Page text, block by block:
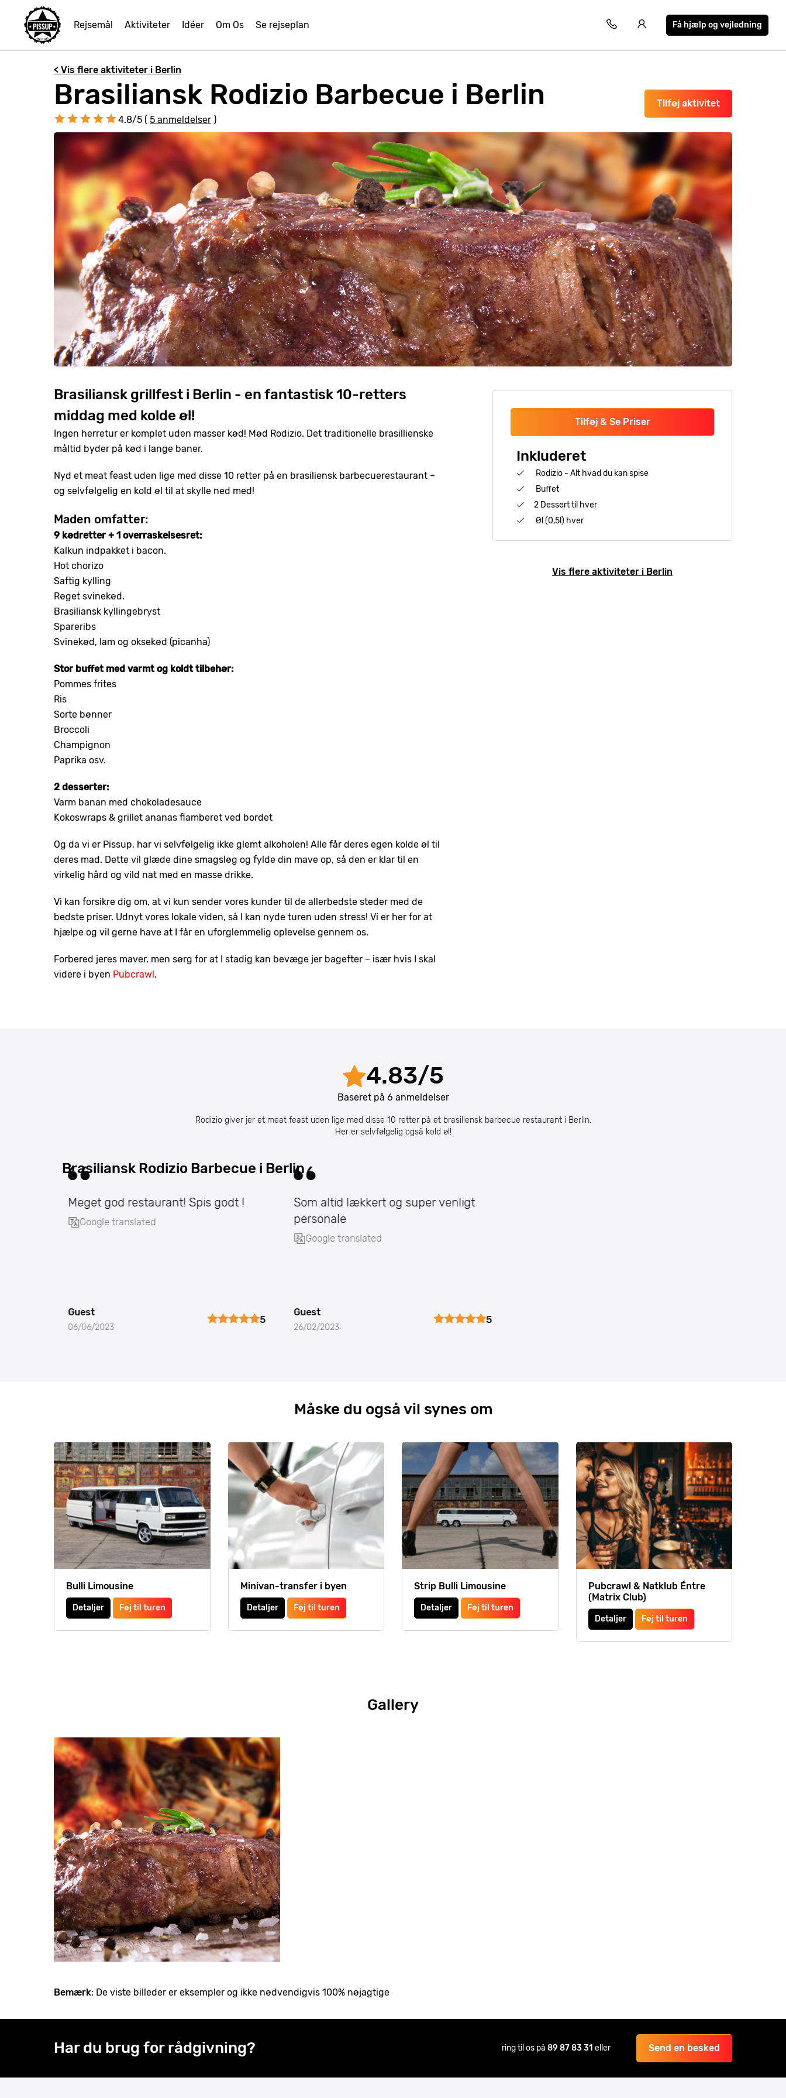
Rejsemål Aktiviteter Idéer Om Os Se rejseplan Få hjælp og vejledning
< Vis flere aktiviteter i Berlin
Tilføj aktivitet
Brasiliansk Rodizio Barbecue i Berlin
4.8/5 ( 5 anmeldelser )
Tilføj & Se Priser
Inkluderet
Rodizio - Alt hvad du kan spise
Buffet
2 Dessert til hver
Øl (0,5l) hver
Vis flere aktiviteter i Berlin
Brasiliansk grillfest i Berlin - en fantastisk 10-retters
middag med kolde øl!
Ingen herretur er komplet uden masser kød! Mød Rodizio. Det traditionelle brasillienske
måltid byder på kød i lange baner.
Nyd et meat feast uden lige med disse 10 retter på en brasiliensk barbecuerestaurant –
og selvfølgelig en kold øl til at skylle ned med!
Maden omfatter:
9 kødretter + 1 overraskelsesret:
Kalkun indpakket i bacon.
Hot chorizo
Saftig kylling
Røget svinekød.
Brasiliansk kyllingebryst
Spareribs
Svinekød, lam og oksekød (picanha)
Stor buffet med varmt og koldt tilbehør:
Pommes frites
Ris
Sorte bønner
Broccoli
Champignon
Paprika osv.
2 desserter:
Varm banan med chokoladesauce
Kokoswraps & grillet ananas flamberet ved bordet
Og da vi er Pissup, har vi selvfølgelig ikke glemt alkoholen! Alle får deres egen kolde øl til
deres mad. Dette vil glæde dine smagsløg og fylde din mave op, så den er klar til en
virkelig hård og vild nat med en masse drikke.
Vi kan forsikre dig om, at vi kun sender vores kunder til de allerbedste steder med de
bedste priser. Udnyt vores lokale viden, så I kan nyde turen uden stress! Vi er her for at
hjælpe og vil gerne have at I får en uforglemmelig oplevelse gennem os.
Forbered jeres maver, men sørg for at I stadig kan bevæge jer bagefter – især hvis I skal
videre i byen Pubcrawl.
4.83/5
Baseret på 6 anmeldelser
Rodizio giver jer et meat feast uden lige med disse 10 retter på et brasiliensk barbecue restaurant i Berlin.
Her er selvfølgelig også kold øl!
Brasiliansk Rodizio Barbecue i Berlin
Meget god restaurant! Spis godt !
Google translated
Guest
06/06/2023
5
Som altid lækkert og super venligt
personale
Google translated
Guest
26/02/2023
5
Måske du også vil synes om
Bulli Limousine
Detaljer Føj til turen
Minivan-transfer i byen
Detaljer Føj til turen
Strip Bulli Limousine
Detaljer Føj til turen
Pubcrawl & Natklub Éntre
(Matrix Club)
Detaljer Føj til turen
Gallery
Bemærk: De viste billeder er eksempler og ikke nødvendigvis 100% nøjagtige
Har du brug for rådgivning? ring til os på 89 87 83 31 eller Send en besked